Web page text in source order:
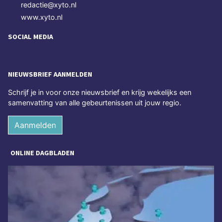
redactie@xyto.nl
www.xyto.nl
SOCIAL MEDIA
NIEUWSBRIEF AANMELDEN
Schrijf je in voor onze nieuwsbrief en krijg wekelijks een
samenvatting van alle gebeurtenissen uit jouw regio.
Aanmelden
ONLINE DAGBLADEN